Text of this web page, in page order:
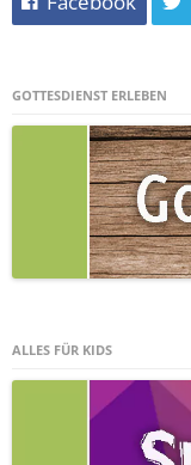
GOTTESDIENST ERLEBEN
ALLES FÜR KIDS